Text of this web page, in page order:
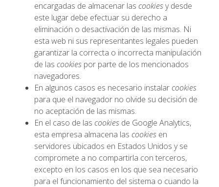
encargadas de almacenar las cookiesy desde
este lugar debe efectuar su derecho a
eliminación o desactivación de las mismas. Ni
esta web ni sus representantes legales pueden
garantizar la correcta o incorrecta manipulación
de las cookies por parte de los mencionados
navegadores.
En algunos casos es necesario instalarcookies
para que el navegador no olvide su decisión de
no aceptación de las mismas.
En el caso de las cookies de Google Analytics,
esta empresa almacena las cookies en
servidores ubicados en Estados Unidos y se
compromete a no compartirla con terceros,
excepto en los casos en los que sea necesario
para el funcionamiento del sistema o cuando la